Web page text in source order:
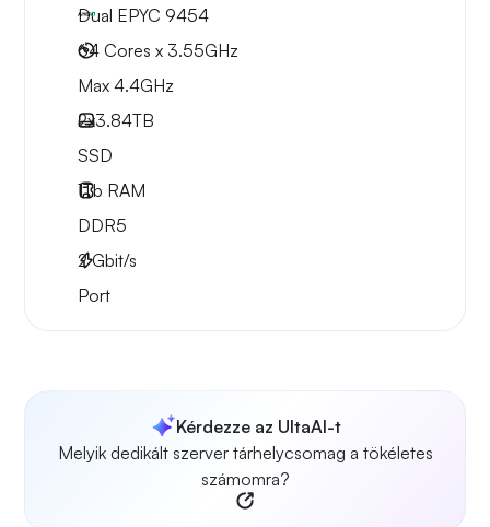
Dual EPYC 9454
64 Cores x 3.55GHz
Max 4.4GHz
2x3.84TB
SSD
1Tb RAM
DDR5
2Gbit/s
Port
Kérdezze az UltaAI-t
Melyik dedikált szerver tárhelycsomag a tökéletes
számomra?